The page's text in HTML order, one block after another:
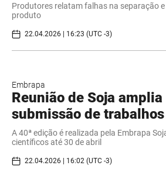
Produtores relatam falhas na separação
produto
22.04.2026 | 16:23 (UTC -3)
Embrapa
Reunião de Soja
submissão de trabalhos
A 40ª edição é realizada pela Embrapa
científicos até 30 de abril
22.04.2026 | 16:02 (UTC -3)